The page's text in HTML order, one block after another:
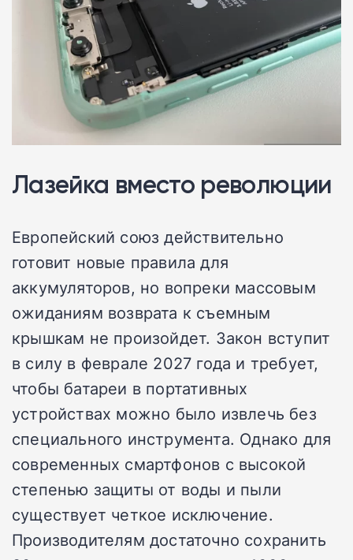
Лазейка вместо революции
Европейский союз действительно
готовит новые правила для
аккумуляторов, но вопреки массовым
ожиданиям возврата к съемным
крышкам не произойдет. Закон вступит
в силу в феврале 2027 года и требует,
чтобы батареи в портативных
устройствах можно было извлечь без
специального инструмента. Однако для
современных смартфонов с высокой
степенью защиты от воды и пыли
существует четкое исключение.
Производителям достаточно сохранить